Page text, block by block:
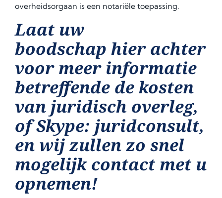
overheidsorgaan is een notariële toepassing.
Laat uw
boodschap hier achter
voor meer informatie
betreffende de kosten
van juridisch overleg,
of Skype: juridconsult,
en wij zullen zo snel
mogelijk contact met u
opnemen!